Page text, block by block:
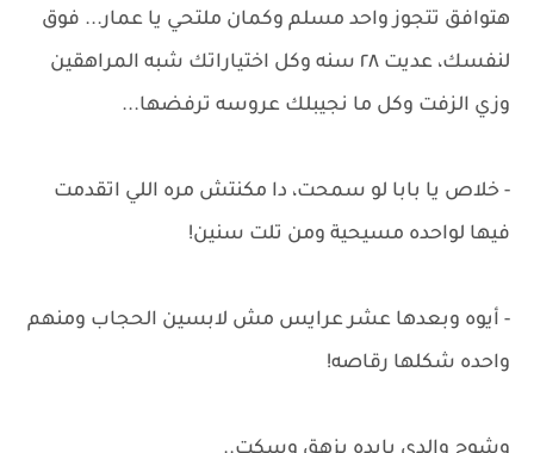
هتوافق تتجوز واحد مسلم وكمان ملتحي يا عمار... فوق
لنفسك، عديت ٢٨ سنه وكل اختياراتك شبه المراهقين
وزي الزفت وكل ما نجيبلك عروسه ترفضها...
- خلاص يا بابا لو سمحت، دا مكنتش مره اللي اتقدمت
فيها لواحده مسيحية ومن تلت سنين!
- أيوه وبعدها عشر عرايس مش لابسين الحجاب ومنهم
واحده شكلها رقاصه!